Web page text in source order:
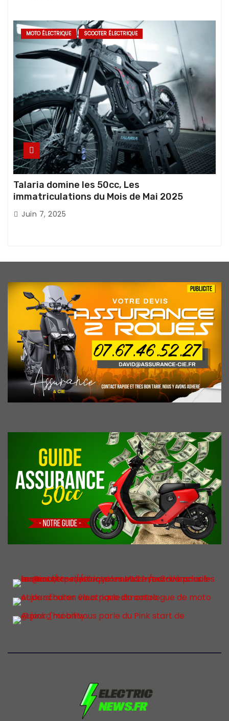
MOTO ÉLECTRIQUE SCOOTER ÉLECTRIQUE
Talaria domine les 50cc, Les
immatriculations du Mois de Mai 2025
Juin 7, 2025